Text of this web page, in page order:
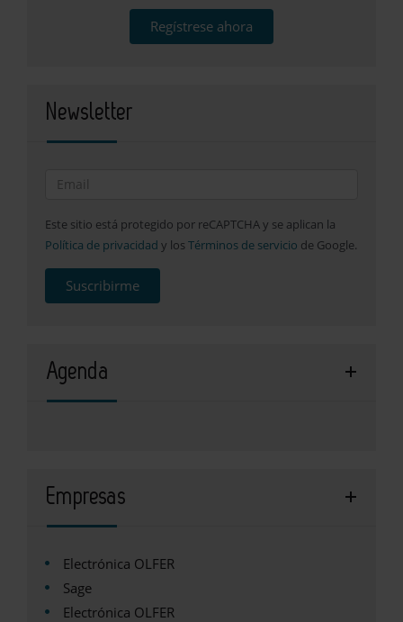
Regístrese ahora
Newsletter
Este sitio está protegido por reCAPTCHA y se aplican la
Política de privacidad y los Términos de servicio de Google.
Suscribirme
Agenda
Empresas
Electrónica OLFER
Sage
Electrónica OLFER